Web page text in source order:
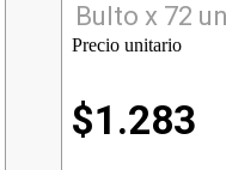
Bulto x 72 un
Precio unitario
$1.283